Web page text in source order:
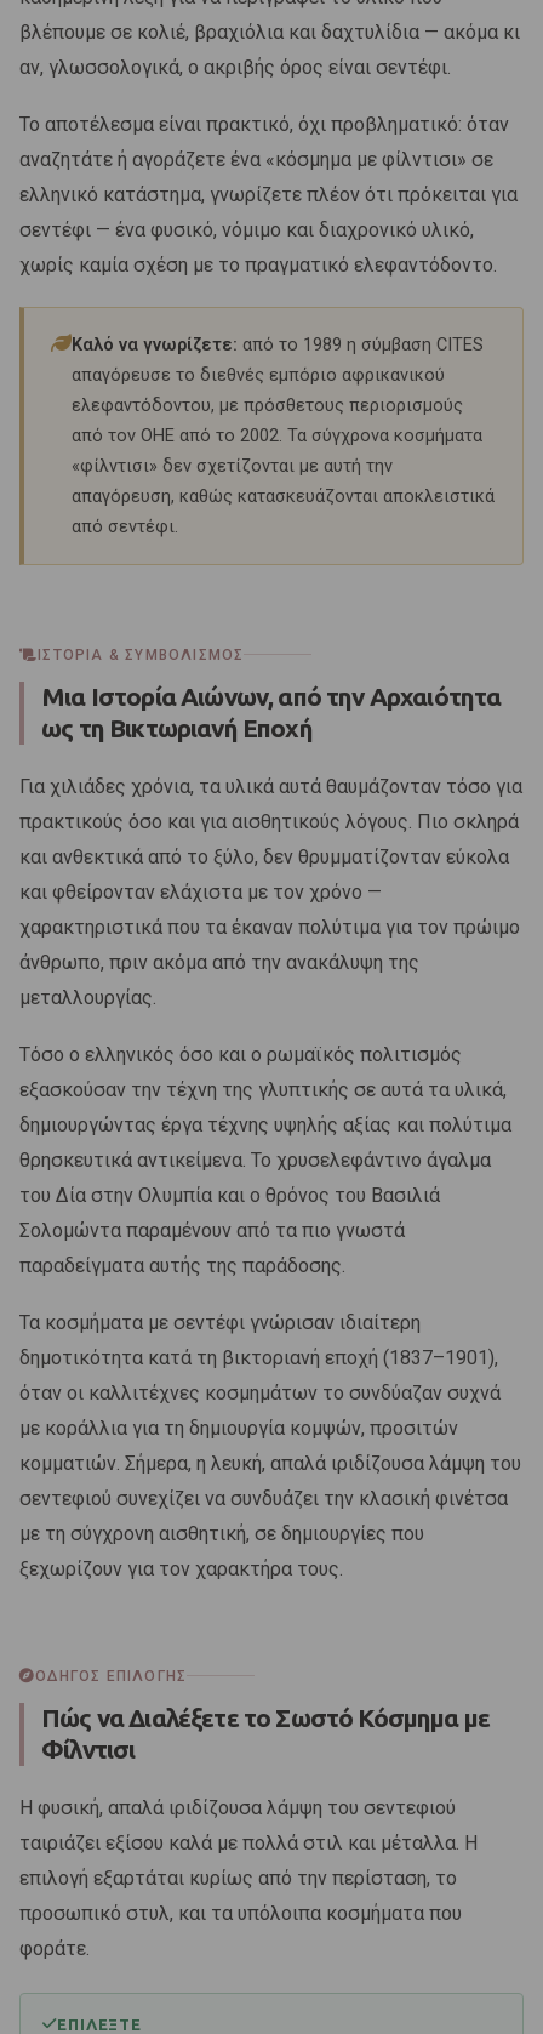
βλέπουμε σε κολιέ, βραχιόλια και δαχτυλίδια — ακόμα κι
αν, γλωσσολογικά, ο ακριβής όρος είναι σεντέφι.
Το αποτέλεσμα είναι πρακτικό, όχι προβληματικό: όταν
αναζητάτε ή αγοράζετε ένα «κόσμημα με φίλντισι» σε
ελληνικό κατάστημα, γνωρίζετε πλέον ότι πρόκειται για
σεντέφι — ένα φυσικό, νόμιμο και διαχρονικό υλικό,
χωρίς καμία σχέση με το πραγματικό ελεφαντόδοντο.
Καλό να γνωρίζετε: από το 1989 η σύμβαση CITES
απαγόρευσε το διεθνές εμπόριο αφρικανικού
ελεφαντόδοντου, με πρόσθετους περιορισμούς
από τον ΟΗΕ από το 2002. Τα σύγχρονα κοσμήματα
«φίλντισι» δεν σχετίζονται με αυτή την
απαγόρευση, καθώς κατασκευάζονται αποκλειστικά
από σεντέφι.
ΙΣΤΟΡΊΑ & ΣΥΜΒΟΛΙΣΜΌΣ
Μια Ιστορία Αιώνων, από την Αρχαιότητα
ως τη Βικτωριανή Εποχή
Για χιλιάδες χρόνια, τα υλικά αυτά θαυμάζονταν τόσο για
πρακτικούς όσο και για αισθητικούς λόγους. Πιο σκληρά
και ανθεκτικά από το ξύλο, δεν θρυμματίζονταν εύκολα
και φθείρονταν ελάχιστα με τον χρόνο —
χαρακτηριστικά που τα έκαναν πολύτιμα για τον πρώιμο
άνθρωπο, πριν ακόμα από την ανακάλυψη της
μεταλλουργίας.
Τόσο ο ελληνικός όσο και ο ρωμαϊκός πολιτισμός
εξασκούσαν την τέχνη της γλυπτικής σε αυτά τα υλικά,
δημιουργώντας έργα τέχνης υψηλής αξίας και πολύτιμα
θρησκευτικά αντικείμενα. Το χρυσελεφάντινο άγαλμα
του Δία στην Ολυμπία και ο θρόνος του Βασιλιά
Σολομώντα παραμένουν από τα πιο γνωστά
παραδείγματα αυτής της παράδοσης.
Τα κοσμήματα με σεντέφι γνώρισαν ιδιαίτερη
δημοτικότητα κατά τη βικτοριανή εποχή (1837–1901),
όταν οι καλλιτέχνες κοσμημάτων το συνδύαζαν συχνά
με κοράλλια για τη δημιουργία κομψών, προσιτών
κομματιών. Σήμερα, η λευκή, απαλά ιριδίζουσα λάμψη του
σεντεφιού συνεχίζει να συνδυάζει την κλασική φινέτσα
με τη σύγχρονη αισθητική, σε δημιουργίες που
ξεχωρίζουν για τον χαρακτήρα τους.
ΟΔΗΓΌΣ ΕΠΙΛΟΓΉΣ
Πώς να Διαλέξετε το Σωστό Κόσμημα με
Φίλντισι
Η φυσική, απαλά ιριδίζουσα λάμψη του σεντεφιού
ταιριάζει εξίσου καλά με πολλά στιλ και μέταλλα. Η
επιλογή εξαρτάται κυρίως από την περίσταση, το
προσωπικό στυλ, και τα υπόλοιπα κοσμήματα που
φοράτε.
ΕΠΙΛΈΞΤΕ